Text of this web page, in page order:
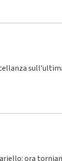
ora